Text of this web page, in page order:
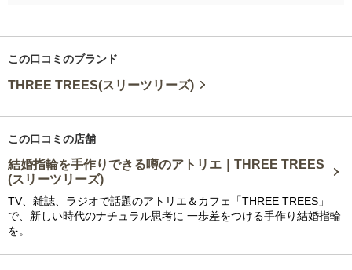
この口コミのブランド
THREE TREES(スリーツリーズ)
この口コミの店舗
結婚指輪を手作りできる噂のアトリエ｜THREE TREES
(スリーツリーズ)
TV、雑誌、ラジオで話題のアトリエ＆カフェ「THREE TREES」
で、新しい時代のナチュラル思考に 一歩差をつける手作り結婚指輪
を。